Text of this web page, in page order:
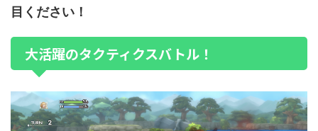
目ください！
大活躍のタクティクスバトル！